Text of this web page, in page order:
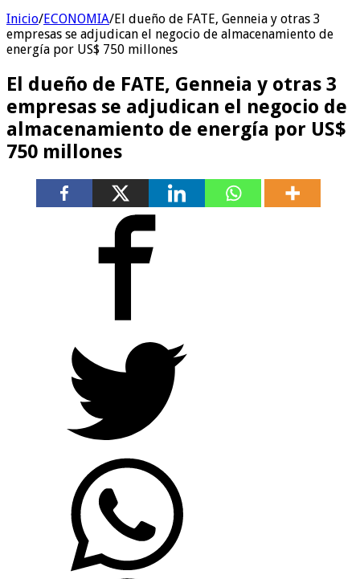
Inicio/ECONOMIA/El dueño de FATE, Genneia y otras 3
empresas se adjudican el negocio de almacenamiento de
energía por US$ 750 millones
El dueño de FATE, Genneia y otras 3
empresas se adjudican el negocio de
almacenamiento de energía por US$
750 millones